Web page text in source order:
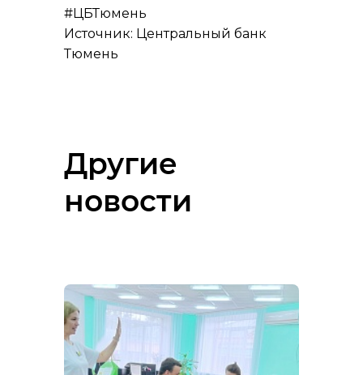
#ЦБТюмень
Источник: Центральный банк
Тюмень
Другие
новости